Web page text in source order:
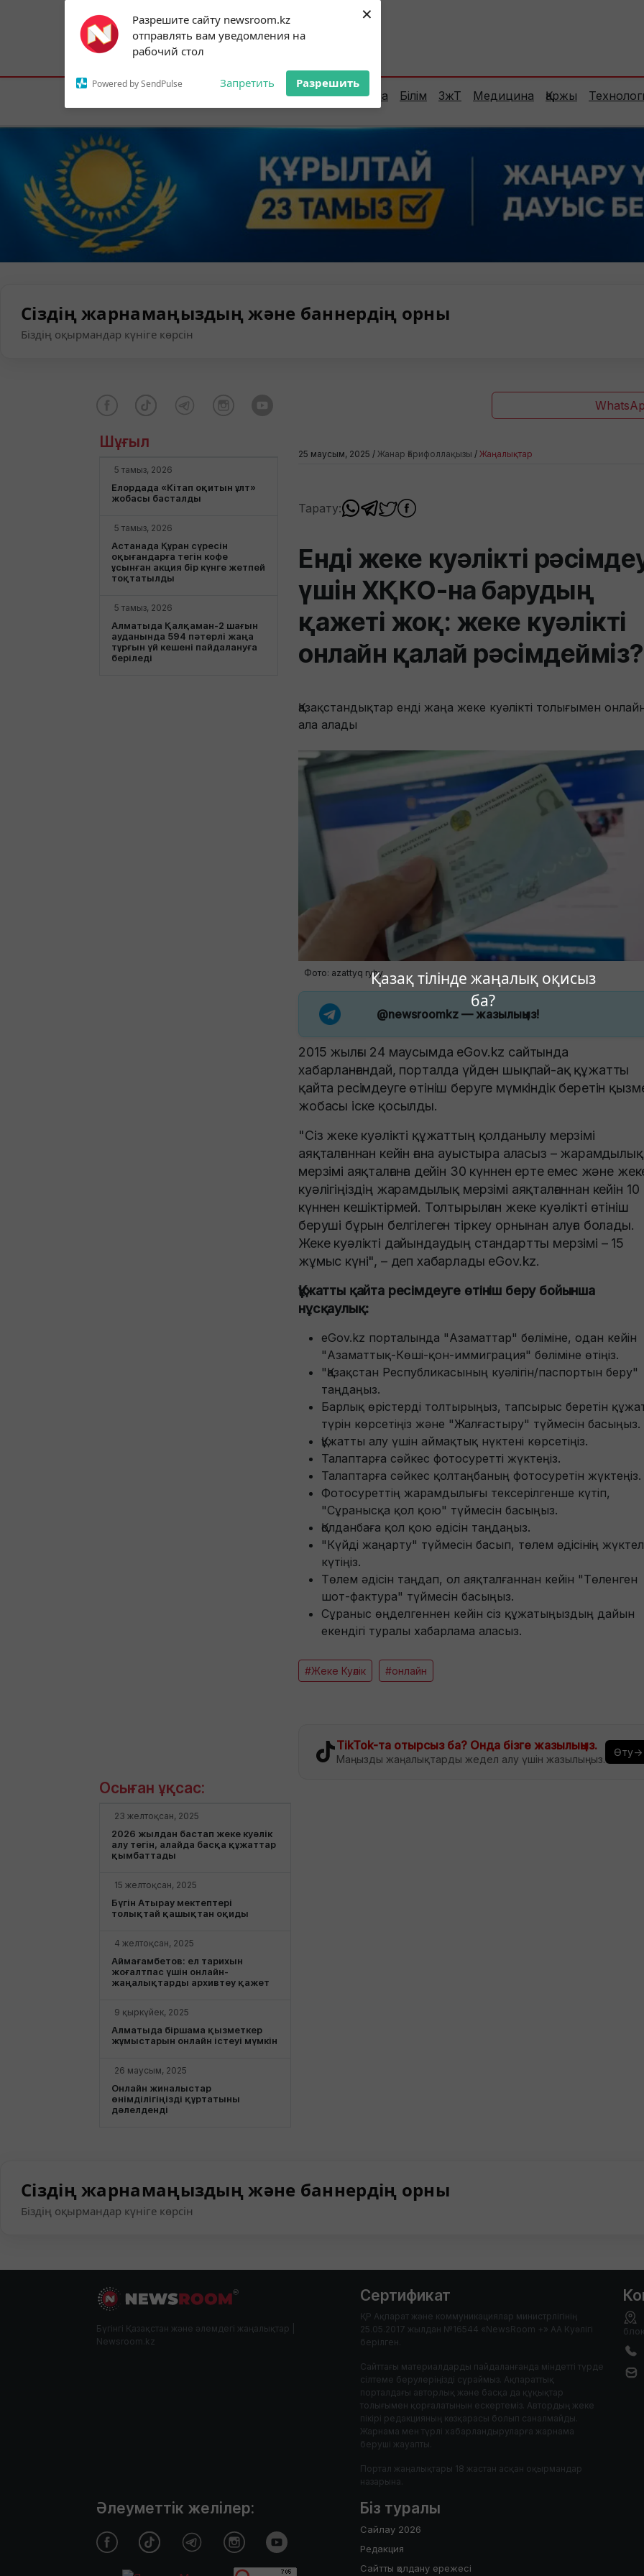
Разрешите сайту newsroom.kz
отправлять вам уведомления на
рабочий стол
Powered by SendPulse Запретить Разрешить
×
Қазақ тілінде жаңалық оқисыз
ба?
Subscribe to our
notifications!
To enable permission prompts, click on
the notification icon
Астана:22°C Алматы:26°C Шымкент:
Елорда Сараптама Білім ЗжТ Медицина Қаржы
Сіздің жарнамаңыздың және баннердің орны
Біздің оқырмандар күніге көрсін
Шұғыл
5 тамыз, 2026
Елордада «Кітап оқитын ұлт»
жобасы басталды
5 тамыз, 2026
Астанада Құран сүресін
оқығандарға тегін кофе
ұсынған акция бір күнге жетпей
тоқтатылды
5 тамыз, 2026
Алматыда Қалқаман-2 шағын
ауданында 594 пәтерлі жаңа
тұрғын үй кешені пайдалануға
беріледі
25 маусым, 2025 / Жанар Ғарифоллақызы / Жаңалықтар
Тарату:
Енді жеке куәлікті
үшін ХҚКО-на барудың
қажеті жоқ: жеке куәлікті
онлайн қалай рәсімдейміз?
Қазақстандықтар енді жаңа жеке куәлікті толығымен
ала алады
Фото: azattyq ryhy
@newsroomkz— жазылыңыз!
2015 жылғы 24 маусымда eGov.kz сайтында
хабарланғандай, порталда үйден шықпай-ақ құжатты
қайта ресімдеуге өтініш беруге мүмкіндік беретін
жобасы іске қосылды.
"Сіз жеке куәлікті құжаттың қолданылу мерзімі
аяқталғаннан кейін ғана ауыстыра аласыз – жарамдылық
мерзімі аяқталғанға дейін 30 күннен ерте емес және
куәлігіңіздің жарамдылық мерзімі аяқталғаннан кейін 10
күннен кешіктірмей. Толтырылған жеке куәлікті өтініш
беруші бұрын белгілеген тіркеу орнынан алуға болады.
Жеке куәлікті дайындаудың стандартты мерзімі – 15
жұмыс күні", – деп хабарлады eGov.kz.
Құжатты қайта ресімдеуге өтініш беру бойынша
нұсқаулық:
eGov.kz порталында "Азаматтар" бөліміне, одан кейін
"Азаматтық-Көші-қон-иммиграция" бөліміне өтіңіз.
"Қазақстан Республикасының куәлігін/паспортын беру"
таңдаңыз.
Барлық өрістерді толтырыңыз, тапсырыс беретін
түрін көрсетіңіз және "Жалғастыру" түймесін басыңыз.
Құжатты алу үшін аймақтық нүктені көрсетіңіз.
Талаптарға сәйкес фотосуретті жүктеңіз.
Талаптарға сәйкес қолтаңбаның фотосуретін жүктеңіз.
Фотосуреттің жарамдылығы тексерілгенше күтіп,
"Сұранысқа қол қою" түймесін басыңыз.
Қолданбаға қол қою әдісін таңдаңыз.
"Күйді жаңарту" түймесін басып, төлем әдісінің
күтіңіз.
Төлем әдісін таңдап, ол аяқталғаннан кейін "Төленген
шот-фактура" түймесін басыңыз.
Сұраныс өңделгеннен кейін сіз құжатыңыздың дайын
екендігі туралы хабарлама аласыз.
#Жеке Куәлік #онлайн
TikTok-та отырсыз ба? Онда бізге жазылыңыз.
Маңызды жаңалықтарды жедел алу үшін жазылыңыз.
Өту→
Осыған ұқсас:
23 желтоқсан, 2025
2026 жылдан бастап жеке куәлік
алу тегін, алайда басқа құжаттар
қымбаттады
15 желтоқсан, 2025
Бүгін Атырау мектептері
толықтай қашықтан оқиды
4 желтоқсан, 2025
Аймағамбетов: ел тарихын
жоғалтпас үшін онлайн-
жаңалықтарды архивтеу қажет
9 қыркүйек, 2025
Алматыда біршама қызметкер
жұмыстарын онлайн істеуі мүмкін
26 маусым, 2025
Онлайн жиналыстар
өнімділігіңізді құртатыны
дәлелденді
Сіздің жарнамаңыздың және баннердің орны
Біздің оқырмандар күніге көрсін
Бүгінгі Қазақстан және әлемдегі жаңалықтар |
Newsroom.kz
Сертификат
ҚР Ақпарат және коммуникациялар министрлігінің
25.05.2017 жылдан №16544 «NewsRoom +» АА Куәлігі
берілген.
Сайттағы материалдарды пайдаланғанда міндетті түрде
сілтеме берулеріңізді сұраймыз. Ақпараттық
порталдағы авторлық және басқа да құқықтар
толығымен қорғалатынын ескертеміз. Автордың жеке
пікірі редакцияның көзқарасы болып саналмайды.
Жарнама мен түрлі хабарландыруларға жарнама
беруші жауапты.
Портал жаңалықтары 18 жастан асқан оқырмандар
назарына.
Біз туралы
Сайлау 2026
Редакция
Сайтты қолдану ережесі
Әлеуметтік желілер: